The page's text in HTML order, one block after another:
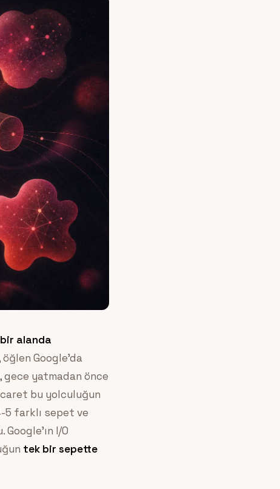
alanda
Google’da
gece yatmadan önce
bu yolculuğun
5 farklı sepet ve
I/O
tek bir sepette